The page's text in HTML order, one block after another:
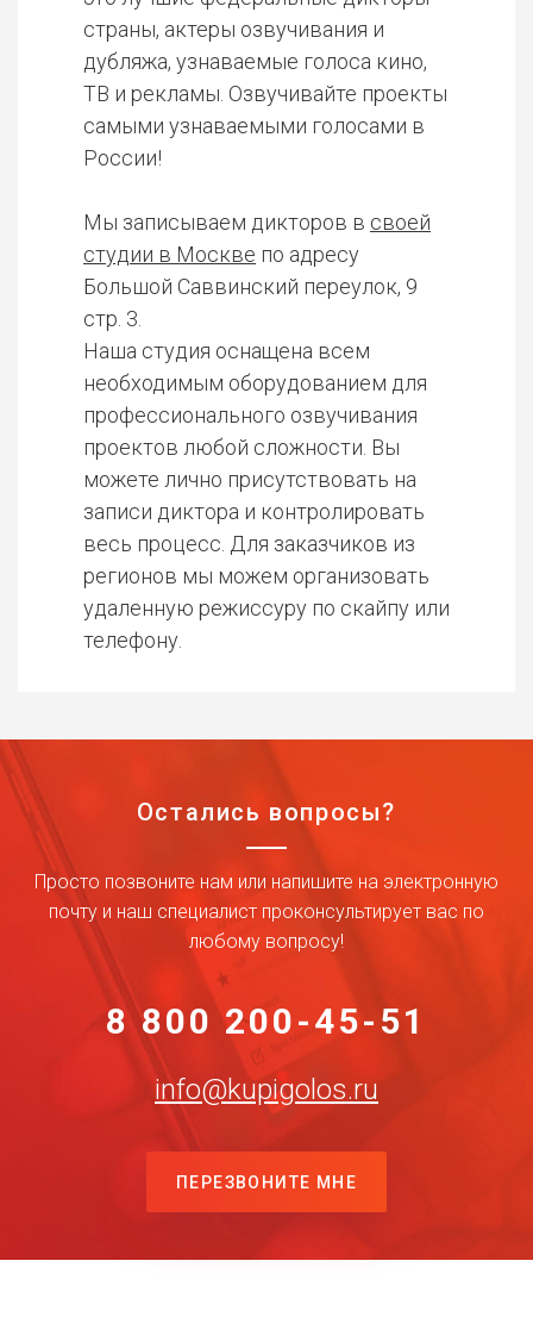
страны, актеры озвучивания и
дубляжа, узнаваемые голоса кино,
ТВ и рекламы. Озвучивайте проекты
самыми узнаваемыми голосами в
России!
Мы записываем дикторов в своей
студии в Москве по адресу
Большой Саввинский переулок, 9
стр. 3.
Наша студия оснащена всем
необходимым оборудованием для
профессионального озвучивания
проектов любой сложности. Вы
можете лично присутствовать на
записи диктора и контролировать
весь процесс. Для заказчиков из
регионов мы можем организовать
удаленную режиссуру по скайпу или
телефону.
Остались вопросы?
Просто позвоните нам или напишите на электронную
почту и наш специалист проконсультирует вас по
любому вопросу!
8 800 200-45-51
info@kupigolos.ru
ПЕРЕЗВОНИТЕ МНЕ